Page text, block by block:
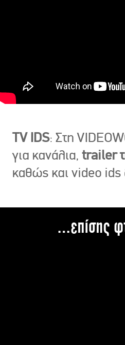
TV IDS: Στη
για κανάλια, trailer
καθώς και video ids
...επίσης